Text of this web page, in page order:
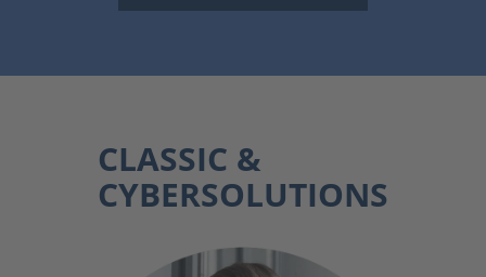
CLASSIC &
CYBERSOLUTIONS